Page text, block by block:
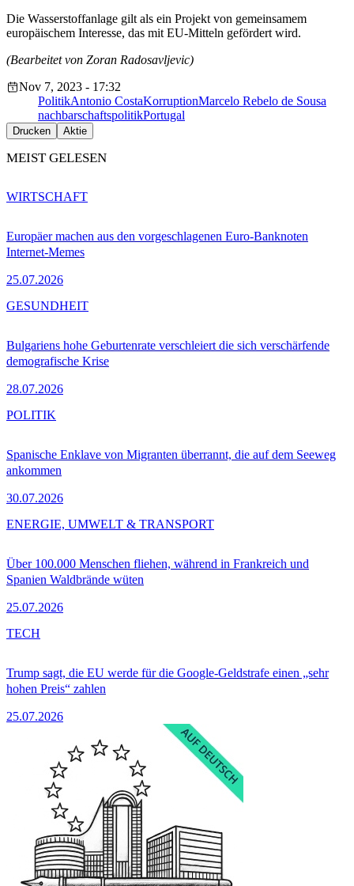
Die Wasserstoffanlage gilt als ein Projekt von gemeinsamem
europäischem Interesse, das mit EU-Mitteln gefördert wird.
(Bearbeitet von Zoran Radosavljevic)
Nov 7, 2023 - 17:32
PolitikAntonio CostaKorruptionMarcelo Rebelo de Sousa
nachbarschaftspolitikPortugal
Drucken Aktie
MEIST GELESEN
Europäer machen aus den vorgeschlagenen Euro-Banknoten
Internet-Memes
25.07.2026
WIRTSCHAFT
Bulgariens hohe Geburtenrate verschleiert die sich verschärfende
demografische Krise
28.07.2026
GESUNDHEIT
Spanische Enklave von Migranten überrannt, die auf dem Seeweg
ankommen
30.07.2026
POLITIK
Über 100.000 Menschen fliehen, während in Frankreich und
Spanien Waldbrände wüten
25.07.2026
ENERGIE, UMWELT & TRANSPORT
Trump sagt, die EU werde für die Google-Geldstrafe einen „sehr
hohen Preis“ zahlen
25.07.2026
TECH